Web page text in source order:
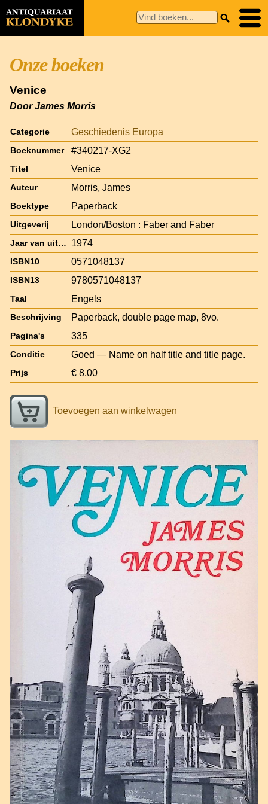
Onze boeken
Venice
Door James Morris
Categorie Geschiedenis Europa
Boeknummer #340217-XG2
Titel Venice
Auteur Morris, James
Boektype Paperback
Uitgeverij London/Boston : Faber and Faber
Jaar van uitgave 1974
ISBN10 0571048137
ISBN13 9780571048137
Taal Engels
Beschrijving Paperback, double page map, 8vo.
Pagina's 335
Conditie Goed — Name on half title and title page.
Prijs € 8,00
Toevoegen aan winkelwagen